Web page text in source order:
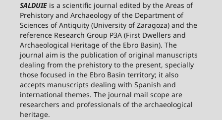
SALDUIE is a scientific journal edited by the Areas of
Prehistory and Archaeology of the Department of
Sciences of Antiquity (University of Zaragoza) and the
reference Research Group P3A (First Dwellers and
Archaeological Heritage of the Ebro Basin). The
journal aim is the publication of original manuscripts
dealing from the prehistory to the present, specially
those focused in the Ebro Basin territory; it also
accepts manuscripts dealing with Spanish and
international themes. The journal mail scope are
researchers and professionals of the archaeological
heritage.